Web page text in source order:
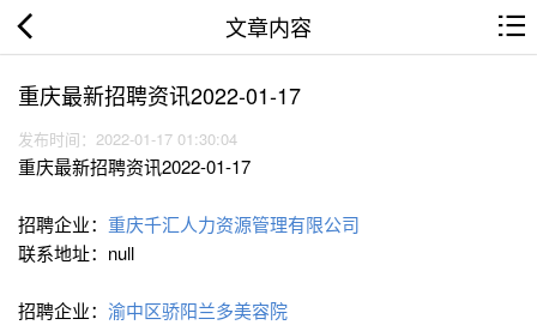
文章内容
重庆最新招聘资讯2022-01-17
发布时间：2022-01-17 01:30:04
重庆最新招聘资讯2022-01-17
招聘企业： 重庆千汇人力资源管理有限公司
联系地址：null
招聘企业： 渝中区骄阳兰多美容院